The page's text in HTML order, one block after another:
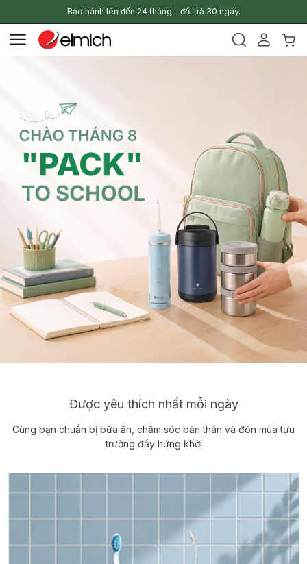
Bảo hành lên đến 24 tháng - đổi trả 30 ngày.
Được yêu thích nhất mỗi ngày
Cùng bạn chuẩn bị bữa ăn, chăm sóc bản thân và đón mùa tựu
trường đầy hứng khởi